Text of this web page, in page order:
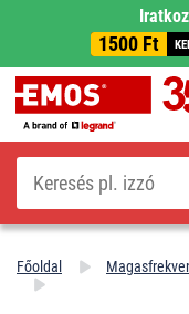
1500 Ft
Keresés
Főoldal